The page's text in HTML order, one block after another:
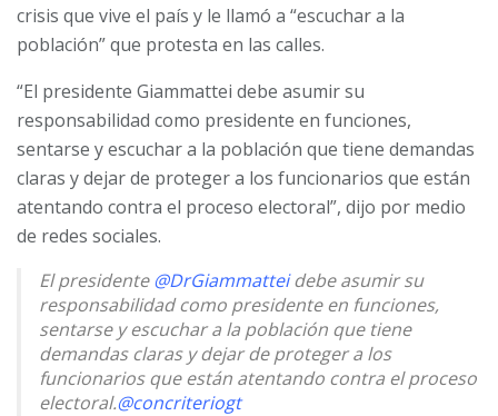
crisis que vive el país y le llamó a “escuchar a la
población” que protesta en las calles.
“El presidente Giammattei debe asumir su
responsabilidad como presidente en funciones,
sentarse y escuchar a la población que tiene demandas
claras y dejar de proteger a los funcionarios que están
atentando contra el proceso electoral”, dijo por medio
de redes sociales.
El presidente@DrGiammatteidebe asumir su
responsabilidad como presidente en funciones,
sentarse y escuchar a la población que tiene
demandas claras y dejar de proteger a los
funcionarios que están atentando contra el proceso
electoral.@concriteriogt